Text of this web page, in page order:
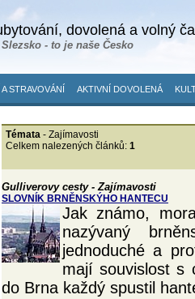
dovolená a volný
- to je naše Česko
STRAVOVÁNÍ AKTIVNÍ DOVOLENÁ
Témata - Zajímavosti
Celkem nalezených článků: 1
Gulliverovy cesty - Zajímavosti
SLOVNÍK BRNĚNSKÝHO HANTECU
Jak známo,
nazývaný
jednoduché a
mají souvislost s
do Brna každý spustil